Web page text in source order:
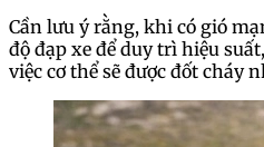
Cần lưu ý rằng, khi có gió
độ đạp xe để duy trì hiệu
việc cơ thể sẽ được đốt cháy